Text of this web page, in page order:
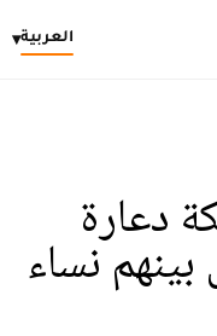
العربية▾
دعارة
بينهم نساء